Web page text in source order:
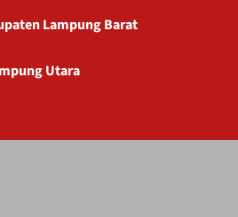
Lampung Barat
Utara